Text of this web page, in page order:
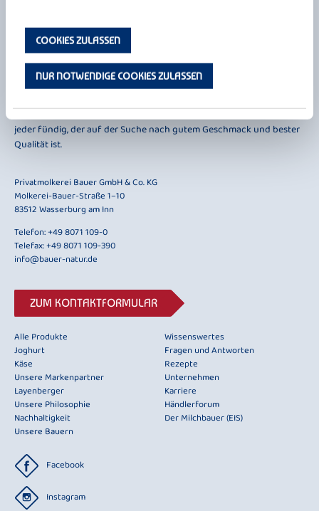
COOKIES ZULASSEN
NUR NOTWENDIGE COOKIES ZULASSEN
Seit 1887 ist das Alpenvorland die Heimat von Bauer. Und seit 2021
sind wir auch eine Heimat für alle. Denn neben unseren beliebten
Joghurts, Drinks, Desserts und Käseprodukten bieten wir jetzt auch
jeder fündig, der auf der Suche nach gutem Geschmack und bester
Qualität ist.
Privatmolkerei Bauer GmbH & Co. KG
Molkerei-Bauer-Straße 1–10
83512 Wasserburg am Inn
Telefon:+49 8071 109-0
Telefax: +49 8071 109-390
info@bauer-natur.de
ZUM KONTAKTFORMULAR
Alle Produkte
Joghurt
Käse
Unsere Markenpartner
Layenberger
Unsere Philosophie
Nachhaltigkeit
Unsere Bauern
Wissenswertes
Fragen und Antworten
Rezepte
Unternehmen
Karriere
Händlerforum
Der Milchbauer (EIS)
Facebook
Instagram